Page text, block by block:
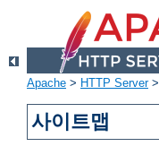
Apache > HTTP Server>
사이트맵